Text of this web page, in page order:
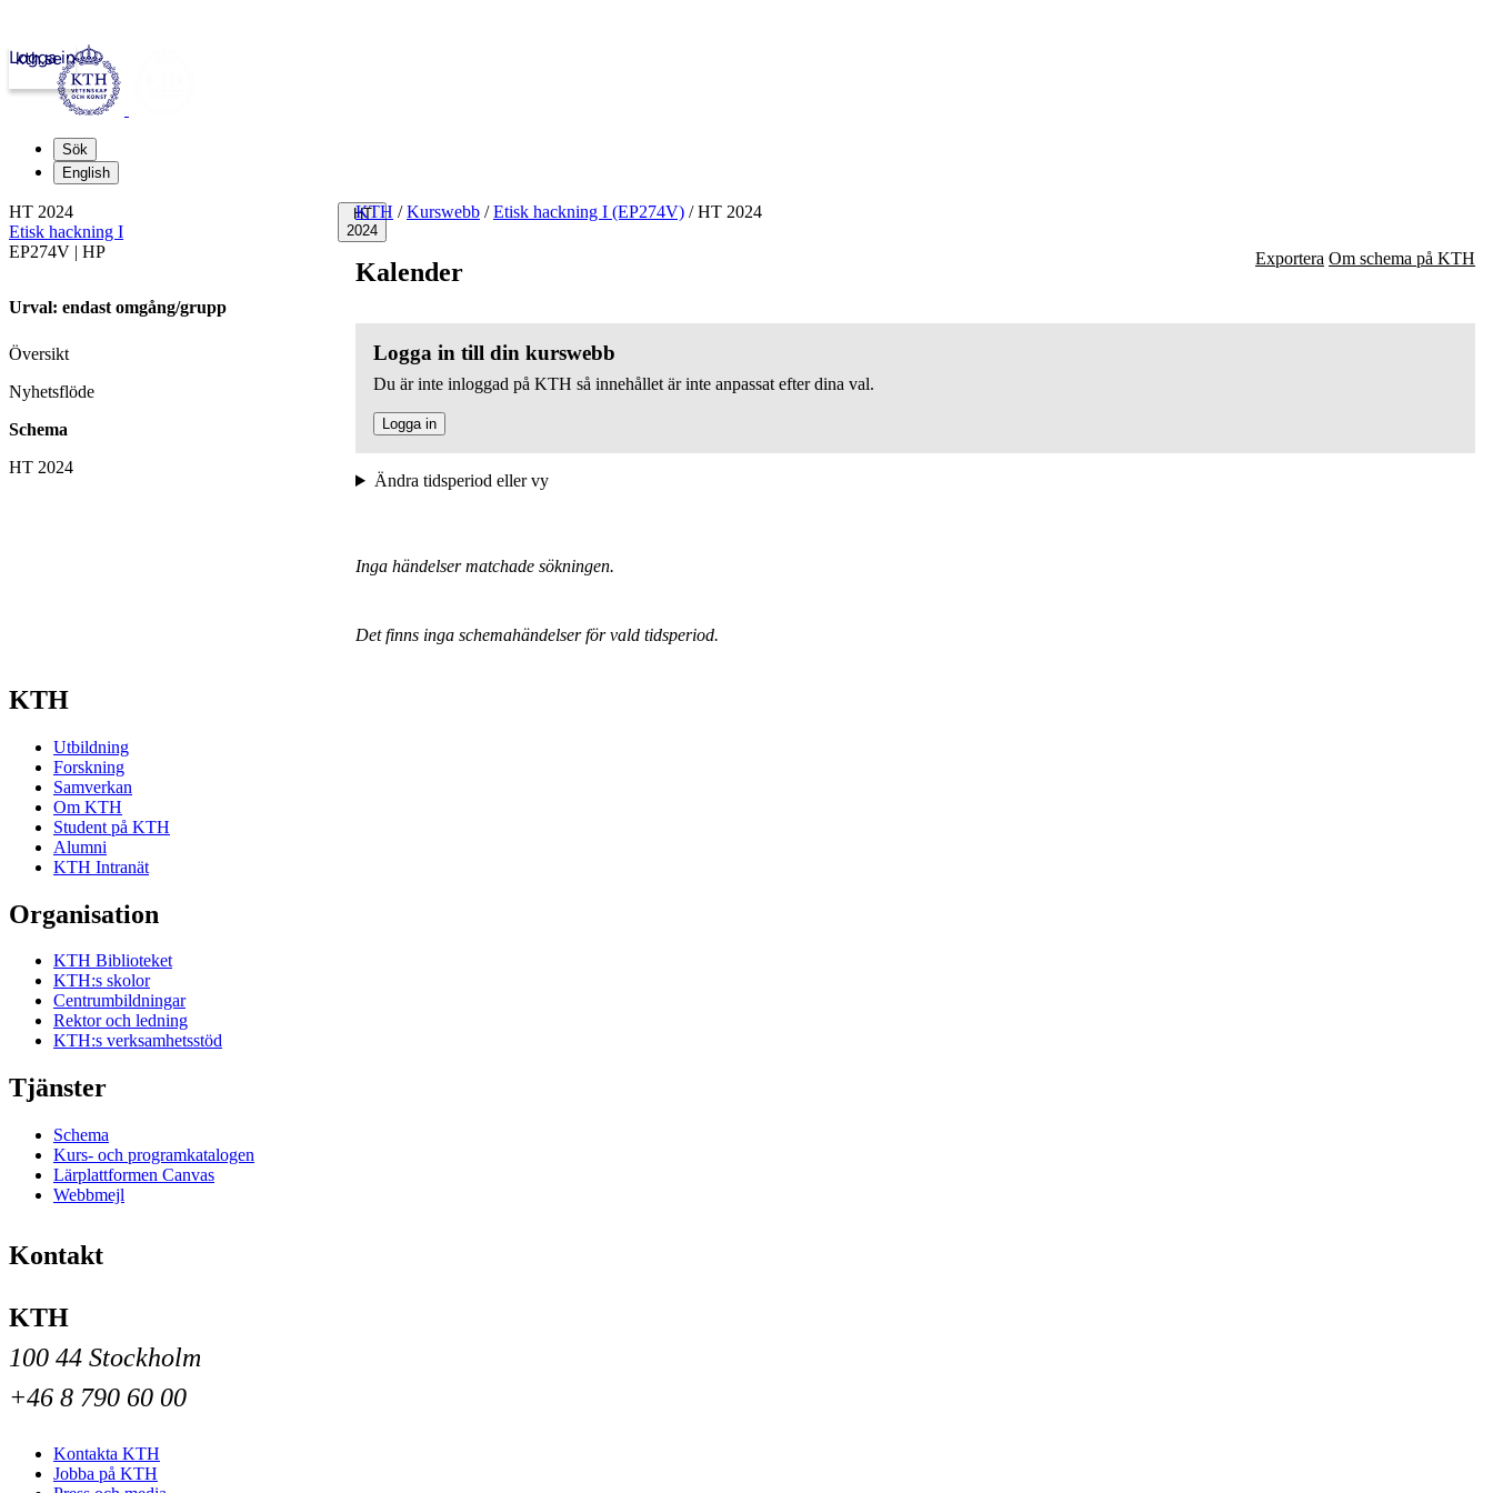
kth.se
Logga in
Sök
English
HT
2024
KTH / Kurswebb / Etisk hackning I (EP274V) /HT 2024
Kalender Exportera Om schema på KTH
Logga in till din kurswebb
Du är inte inloggad på KTH så innehållet är inte anpassat efter dina val.
Logga in
Ändra tidsperiod eller vy
Inga händelser matchade sökningen.
Det finns inga schemahändelser för vald tidsperiod.
HT 2024
Etisk hackning I
EP274V | HP
Urval: endast omgång/grupp
Översikt
Nyhetsflöde
Schema
HT 2024
KTH
Utbildning
Forskning
Samverkan
Om KTH
Student på KTH
Alumni
KTH Intranät
Organisation
KTH Biblioteket
KTH:s skolor
Centrumbildningar
Rektor och ledning
KTH:s verksamhetsstöd
Tjänster
Schema
Kurs- och programkatalogen
Lärplattformen Canvas
Webbmejl
Kontakt
KTH
100 44 Stockholm
+46 8 790 60 00
Kontakta KTH
Jobba på KTH